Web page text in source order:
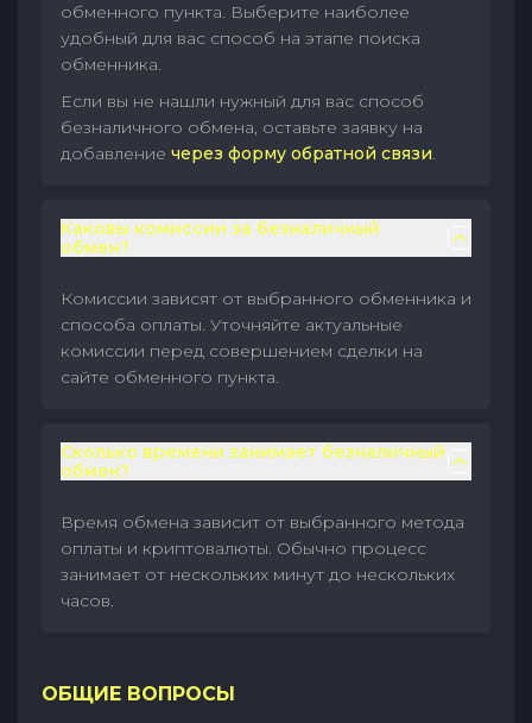
обменного пункта. Выберите наиболее
удобный для вас способ на этапе поиска
обменника.
Если вы не нашли нужный для вас способ
безналичного обмена, оставьте заявку на
добавление через форму обратной связи.
Каковы комиссии за безналичный
обмен?
Комиссии зависят от выбранного обменника и
способа оплаты. Уточняйте актуальные
комиссии перед совершением сделки на
сайте обменного пункта.
Сколько времени занимает безналичный
обмен?
Время обмена зависит от выбранного метода
оплаты и криптовалюты. Обычно процесс
занимает от нескольких минут до нескольких
часов.
ОБЩИЕ ВОПРОСЫ